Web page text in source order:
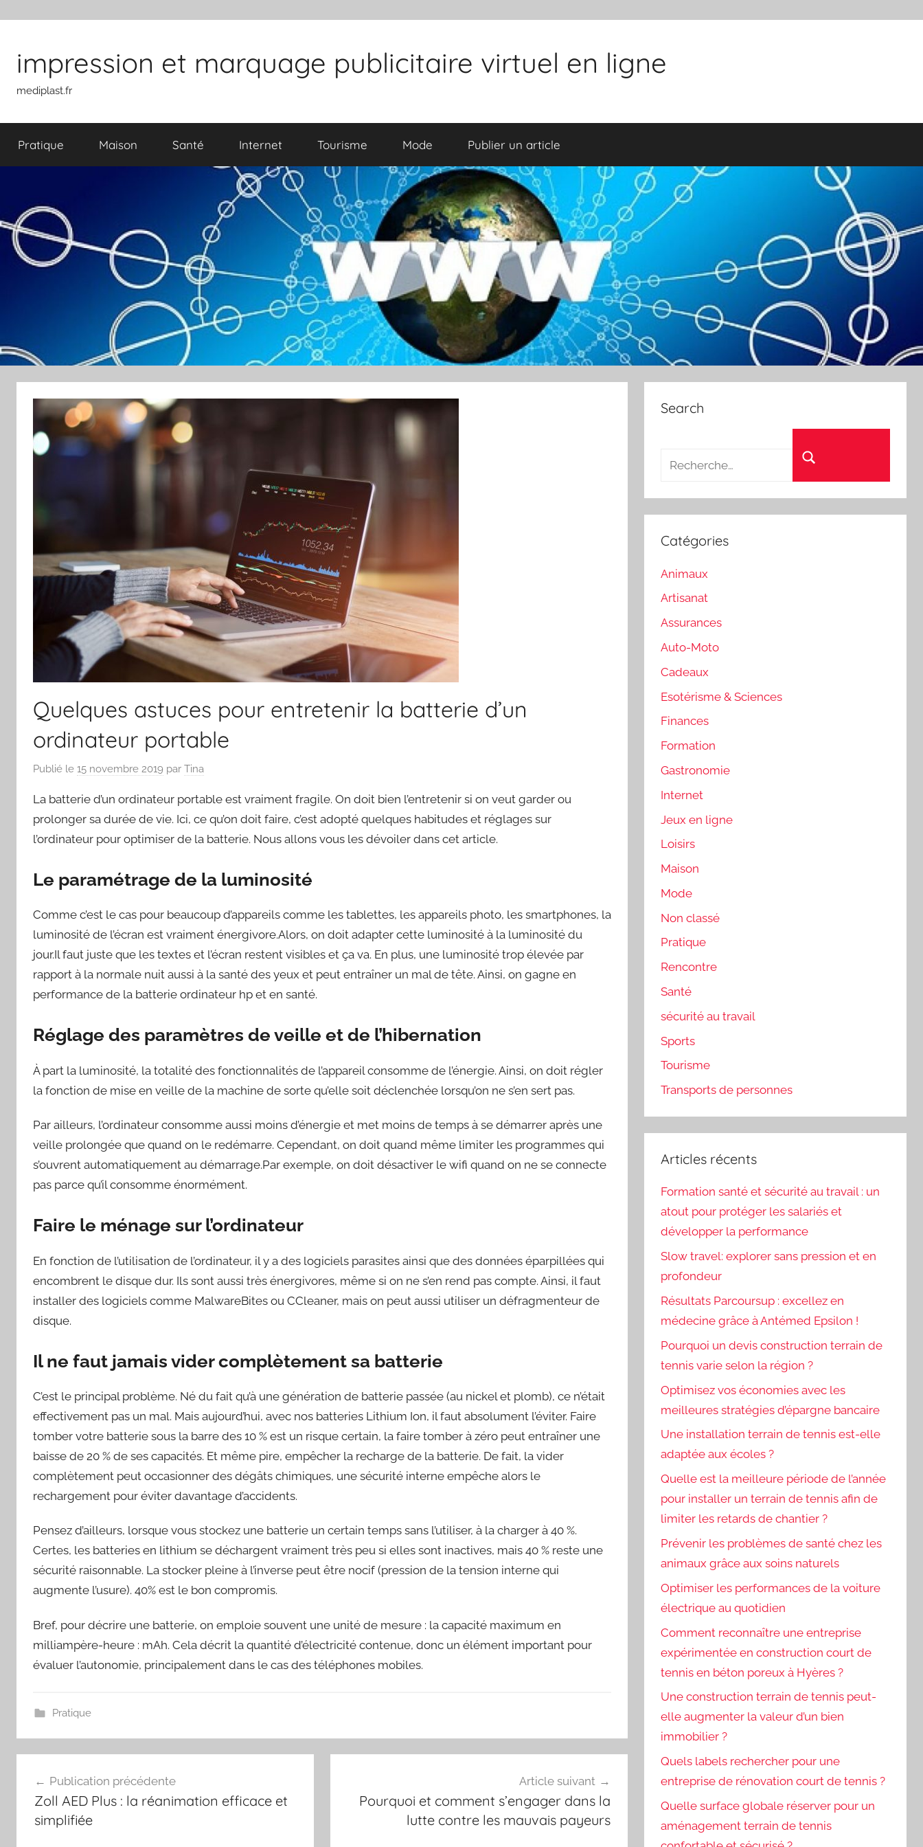
impression et marquage publicitaire virtuel en ligne
mediplast.fr
Pratique Maison Santé Internet Tourisme Mode Publier un article
Quelques astuces pour entretenir la batterie d’un
ordinateur portable
Publié le 15 novembre 2019 par Tina
La batterie d’un ordinateur portable est vraiment fragile. On doit bien l’entretenir si on veut garder ou
prolonger sa durée de vie. Ici, ce qu’on doit faire, c’est adopté quelques habitudes et réglages sur
l’ordinateur pour optimiser de la batterie. Nous allons vous les dévoiler dans cet article.
Le paramétrage de la luminosité
Comme c’est le cas pour beaucoup d’appareils comme les tablettes, les appareils photo, les smartphones, la
luminosité de l’écran est vraiment énergivore.Alors, on doit adapter cette luminosité à la luminosité du
jour.Il faut juste que les textes et l’écran restent visibles et ça va. En plus, une luminosité trop élevée par
rapport à la normale nuit aussi à la santé des yeux et peut entraîner un mal de tête. Ainsi, on gagne en
performance de la batterie ordinateur hp et en santé.
Réglage des paramètres de veille et de l’hibernation
À part la luminosité, la totalité des fonctionnalités de l’appareil consomme de l’énergie. Ainsi, on doit régler
la fonction de mise en veille de la machine de sorte qu’elle soit déclenchée lorsqu’on ne s’en sert pas.
Par ailleurs, l’ordinateur consomme aussi moins d’énergie et met moins de temps à se démarrer après une
veille prolongée que quand on le redémarre. Cependant, on doit quand même limiter les programmes qui
s’ouvrent automatiquement au démarrage.Par exemple, on doit désactiver le wifi quand on ne se connecte
pas parce qu’il consomme énormément.
Faire le ménage sur l’ordinateur
En fonction de l’utilisation de l’ordinateur, il y a des logiciels parasites ainsi que des données éparpillées qui
encombrent le disque dur. Ils sont aussi très énergivores, même si on ne s’en rend pas compte. Ainsi, il faut
installer des logiciels comme MalwareBites ou CCleaner, mais on peut aussi utiliser un défragmenteur de
disque.
Il ne faut jamais vider complètement sa batterie
C’est le principal problème. Né du fait qu’à une génération de batterie passée (au nickel et plomb), ce n’était
effectivement pas un mal. Mais aujourd’hui, avec nos batteries Lithium Ion, il faut absolument l’éviter. Faire
tomber votre batterie sous la barre des 10 % est un risque certain, la faire tomber à zéro peut entraîner une
baisse de 20 % de ses capacités. Et même pire, empêcher la recharge de la batterie. De fait, la vider
complètement peut occasionner des dégâts chimiques, une sécurité interne empêche alors le
rechargement pour éviter davantage d’accidents.
Pensez d’ailleurs, lorsque vous stockez une batterie un certain temps sans l’utiliser, à la charger à 40 %.
Certes, les batteries en lithium se déchargent vraiment très peu si elles sont inactives, mais 40 % reste une
sécurité raisonnable. La stocker pleine à l’inverse peut être nocif (pression de la tension interne qui
augmente l’usure). 40% est le bon compromis.
Bref, pour décrire une batterie, on emploie souvent une unité de mesure : la capacité maximum en
milliampère-heure : mAh. Cela décrit la quantité d’électricité contenue, donc un élément important pour
évaluer l’autonomie, principalement dans le cas des téléphones mobiles.
Pratique
de
l’article
Publication précédente
Zoll AED Plus : la réanimation efficace et
simplifiée
Article suivant
Pourquoi et comment s’engager dans la
lutte contre les mauvais payeurs
Search
Catégories
Animaux
Artisanat
Assurances
Auto-Moto
Cadeaux
Esotérisme & Sciences
Finances
Formation
Gastronomie
Internet
Jeux en ligne
Loisirs
Maison
Mode
Non classé
Pratique
Rencontre
Santé
sécurité au travail
Sports
Tourisme
Transports de personnes
Articles récents
Formation santé et sécurité au travail : un
atout pour protéger les salariés et
développer la performance
Slow travel: explorer sans pression et en
profondeur
Résultats Parcoursup : excellez en
médecine grâce à Antémed Epsilon !
Pourquoi un devis construction terrain de
tennis varie selon la région ?
Optimisez vos économies avec les
meilleures stratégies d’épargne bancaire
Une installation terrain de tennis est-elle
adaptée aux écoles ?
Quelle est la meilleure période de l’année
pour installer un terrain de tennis afin de
limiter les retards de chantier ?
Prévenir les problèmes de santé chez les
animaux grâce aux soins naturels
Optimiser les performances de la voiture
électrique au quotidien
Comment reconnaître une entreprise
expérimentée en construction court de
tennis en béton poreux à Hyères ?
Une construction terrain de tennis peut-
elle augmenter la valeur d’un bien
immobilier ?
Quels labels rechercher pour une
entreprise de rénovation court de tennis ?
Quelle surface globale réserver pour un
aménagement terrain de tennis